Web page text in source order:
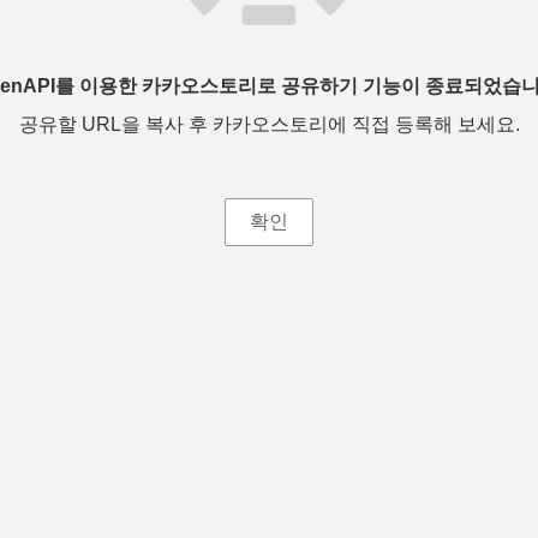
를 이용한 카카오스토리로 공유하기 기능이 종료되었습
공유할 URL을 복사 후 카카오스토리에 직접 등록해 보세요.
확인